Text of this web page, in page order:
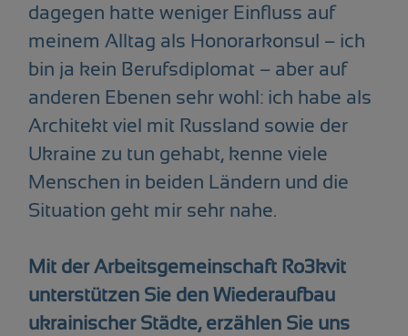
dagegen hatte weniger Einfluss auf
meinem Alltag als Honorarkonsul – ich
bin ja kein Berufsdiplomat – aber auf
anderen Ebenen sehr wohl: ich habe als
Architekt viel mit Russland sowie der
Ukraine zu tun gehabt, kenne viele
Menschen in beiden Ländern und die
Situation geht mir sehr nahe.
Mit der Arbeitsgemeinschaft Ro3kvit
unterstützen Sie den Wiederaufbau
ukrainischer Städte, erzählen Sie uns